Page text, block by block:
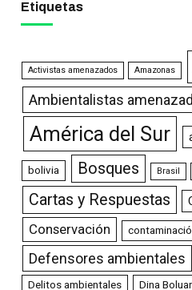
Etiquetas
Activistas amenazados Amazonas
Ambientalistas
América del Sur
bolivia Bosques Brasil
Cartas y Respuestas
Conservación
Defensores ambientales
Delitos ambientales Dina